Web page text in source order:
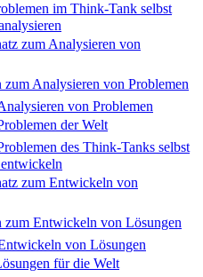
im Think-Tank selbst
zum Analysieren von
Analysieren von Problemen
von Problemen
der Welt
des Think-Tanks selbst
zum Entwickeln von
Entwickeln von Lösungen
von Lösungen
für die Welt